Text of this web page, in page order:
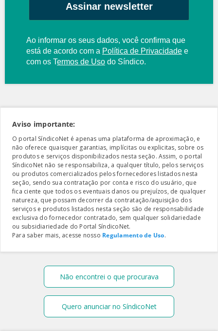
Assinar newsletter
Ao informar os seus dados, você confirma que
está de acordo com a Política de Privacidade e
com os Termos de Uso do Síndico.
Aviso importante:
O portal SíndicoNet é apenas uma plataforma de aproximação, e
não oferece quaisquer garantias, implícitas ou explicitas, sobre os
produtos e serviços disponibilizados nesta seção. Assim, o portal
SíndicoNet não se responsabiliza, a qualquer título, pelos serviços
ou produtos comercializados pelos fornecedores listados nesta
seção, sendo sua contratação por conta e risco do usuário, que
fica ciente que todos os eventuais danos ou prejuízos, de qualquer
natureza, que possam decorrer da contratação/aquisição dos
serviços e produtos listados nesta seção são de responsabilidade
exclusiva do fornecedor contratado, sem qualquer solidariedade
ou subsidiariedade do Portal SíndicoNet.
Para saber mais, acesse nosso Regulamento de Uso.
Não encontrei o que procurava
Quero anunciar no SíndicoNet